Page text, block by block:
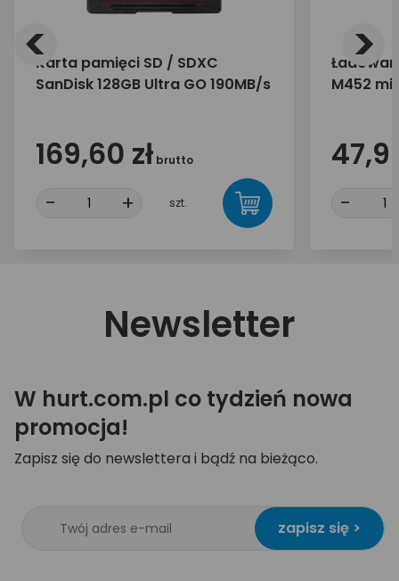
Karta pamięci SD / SDXC
SanDisk 128GB Ultra GO 190MB/s
169,60 zł brutto
- + szt.
M452
-
< >
Newsletter
W hurt.com.pl co tydzień nowa
promocja!
Zapisz się do newslettera i bądź na bieżąco.
zapisz się >